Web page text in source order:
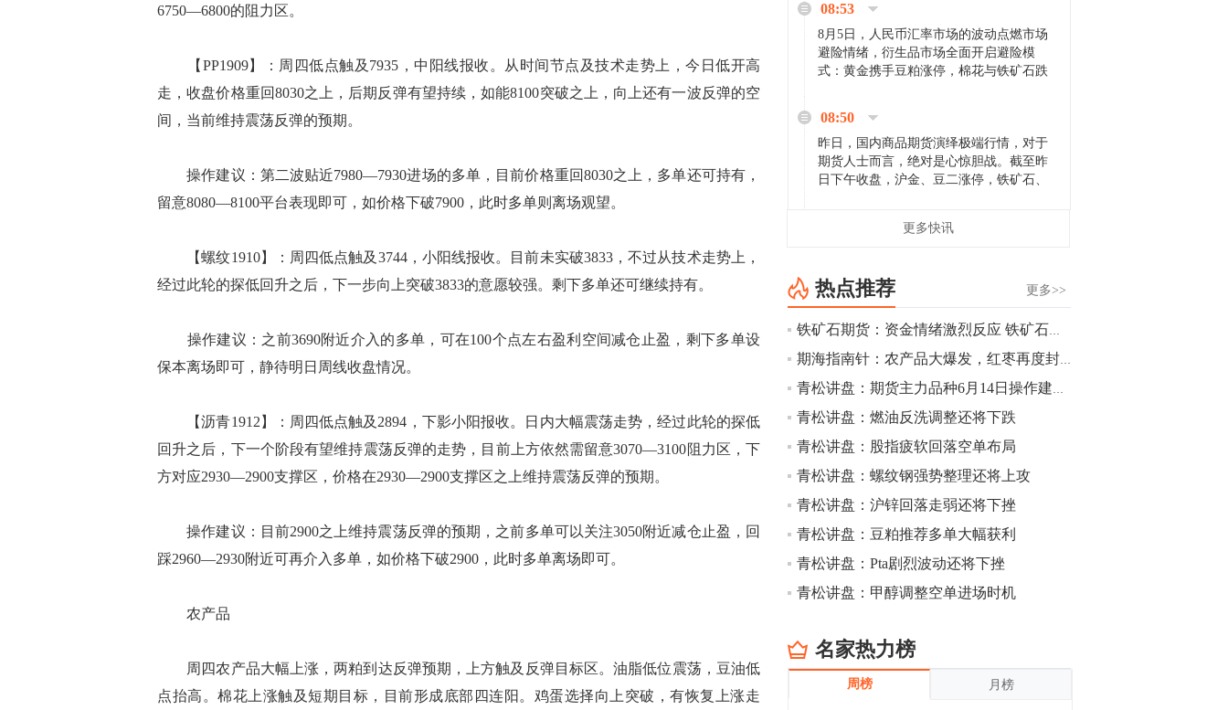
6750—6800的阻力区。
【PP1909】：周四低点触及7935，中阳线报收。从时间节点及技术走势上，今日低开高
走，收盘价格重回8030之上，后期反弹有望持续，如能8100突破之上，向上还有一波反弹的空
间，当前维持震荡反弹的预期。
操作建议：第二波贴近7980—7930进场的多单，目前价格重回8030之上，多单还可持有，
留意8080—8100平台表现即可，如价格下破7900，此时多单则离场观望。
【螺纹1910】：周四低点触及3744，小阳线报收。目前未实破3833，不过从技术走势上，
经过此轮的探低回升之后，下一步向上突破3833的意愿较强。剩下多单还可继续持有。
操作建议：之前3690附近介入的多单，可在100个点左右盈利空间减仓止盈，剩下多单设
保本离场即可，静待明日周线收盘情况。
【沥青1912】：周四低点触及2894，下影小阳报收。日内大幅震荡走势，经过此轮的探低
回升之后，下一个阶段有望维持震荡反弹的走势，目前上方依然需留意3070—3100阻力区，下
方对应2930—2900支撑区，价格在2930—2900支撑区之上维持震荡反弹的预期。
操作建议：目前2900之上维持震荡反弹的预期，之前多单可以关注3050附近减仓止盈，回
踩2960—2930附近可再介入多单，如价格下破2900，此时多单离场即可。
农产品
周四农产品大幅上涨，两粕到达反弹预期，上方触及反弹目标区。油脂低位震荡，豆油低
点抬高。棉花上涨触及短期目标，目前形成底部四连阳。鸡蛋选择向上突破，有恢复上涨走
08:53
8月5日，人民币汇率市场的波动点燃市场
避险情绪，衍生品市场全面开启避险模
式：黄金携手豆粕涨停，棉花与铁矿石跌
场来看，汇率波动...
08:50
昨日，国内商品期货演绎极端行情，对于
期货人士而言，绝对是心惊胆战。截至昨
日下午收盘，沪金、豆二涨停，铁矿石、
[imgnobrwh] src=...
14:23
跌幅达6%，报689.5元/吨，刷新近两个月
低位。
14:20
方正有色研究团队：高度重视贵金属的阶
段性机会。自年初以来沪金上涨16.93%，
立涨势，白银将开启补涨，且涨幅超过黄
金，金银比有望高位回归。
13:55
豆二期货主力合约涨停，涨幅达3.98%，报
CBOT大豆期货市场上涨，11月期约收高
影响，夜盘连粕高位窄幅震荡，建议短线
操作为主。 ...
13:54
8月5日消息，内外盘贵金属强劲走升，沪
金主力合约涨停，涨幅3.99%，报334.00
更多快讯
更多>>
热点推荐
铁矿石期货：资金情绪激烈反应 铁矿石强势续涨
期海指南针：农产品大爆发，红枣再度封涨停板，铁矿石再创新高，多单注意逢高减仓
青松讲盘：期货主力品种6月14日操作建议【重大时机】
青松讲盘：燃油反洗调整还将下跌
青松讲盘：股指疲软回落空单布局
青松讲盘：螺纹钢强势整理还将上攻
青松讲盘：沪锌回落走弱还将下挫
青松讲盘：豆粕推荐多单大幅获利
青松讲盘：Pta剧烈波动还将下挫
青松讲盘：甲醇调整空单进场时机
名家热力榜
周榜 月榜